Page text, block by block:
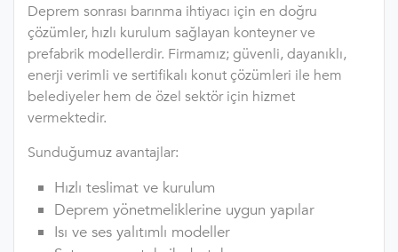
Deprem sonrası barınma ihtiyacı için en doğru
çözümler, hızlı kurulum sağlayan konteyner ve
prefabrik modellerdir. Firmamız; güvenli, dayanıklı,
enerji verimli ve sertifikalı konut çözümleri ile hem
belediyeler hem de özel sektör için hizmet
vermektedir.
Sunduğumuz avantajlar:
Hızlı teslimat ve kurulum
Deprem yönetmeliklerine uygun yapılar
Isı ve ses yalıtımlı modeller